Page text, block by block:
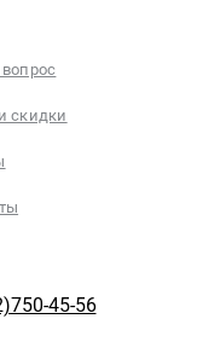
скидки
45-56